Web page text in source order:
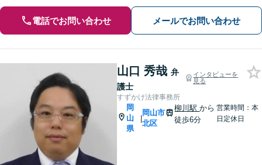
電話でお問い合わせ メールでお問い合わせ
山口 秀哉 弁
護士
インタビューを
見る
すずかけ法律事務所
岡
山
県
|
岡山市
北区
柳川駅から
徒歩6分
営業時間：本
日定休日